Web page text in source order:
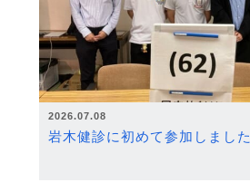
2026.07.08
岩木健診に初めて参加しました